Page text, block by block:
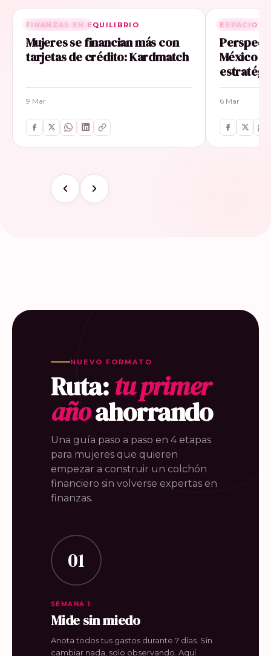
RELACIONADA
FINANZAS EN EQUILIBRIO
Mujeres se financian más con
tarjetas de crédito: Kardmatch
9 Mar
ESPACIO
México
6 Mar
NUEVO FORMATO
Ruta:tu primer
añoahorrando
Una guía paso a paso en 4 etapas
para mujeres que quieren
empezar a construir un colchón
financiero sin volverse expertas en
finanzas.
01
SEMANA 1
Mide sin miedo
Anota todos tus gastos durante 7 días. Sin
cambiar nada, solo observando. Aquí